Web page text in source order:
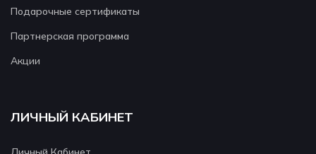
Подарочные сертификаты
Партнерская программа
Акции
ЛИЧНЫЙ КАБИНЕТ